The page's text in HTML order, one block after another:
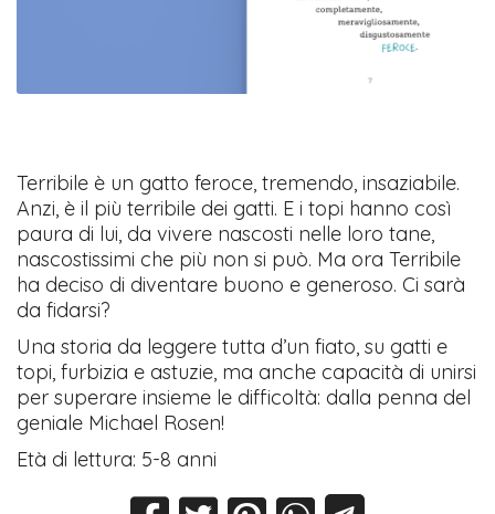
Terribile è un gatto feroce, tremendo, insaziabile.
Anzi, è il più terribile dei gatti. E i topi hanno così
paura di lui, da vivere nascosti nelle loro tane,
nascostissimi che più non si può. Ma ora Terribile
ha deciso di diventare buono e generoso. Ci sarà
da fidarsi?
Una storia da leggere tutta d’un fiato, su gatti e
topi, furbizia e astuzie, ma anche capacità di unirsi
per superare insieme le difficoltà: dalla penna del
geniale Michael Rosen!
Età di lettura: 5-8 anni